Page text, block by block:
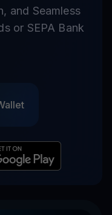
and Seamless
or SEPA Bank